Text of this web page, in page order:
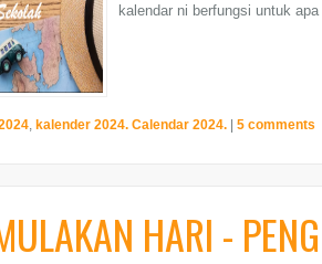
kalendar ni berfungsi untuk
kalender 2024. Calendar 2024. | 5 comments
HARI -